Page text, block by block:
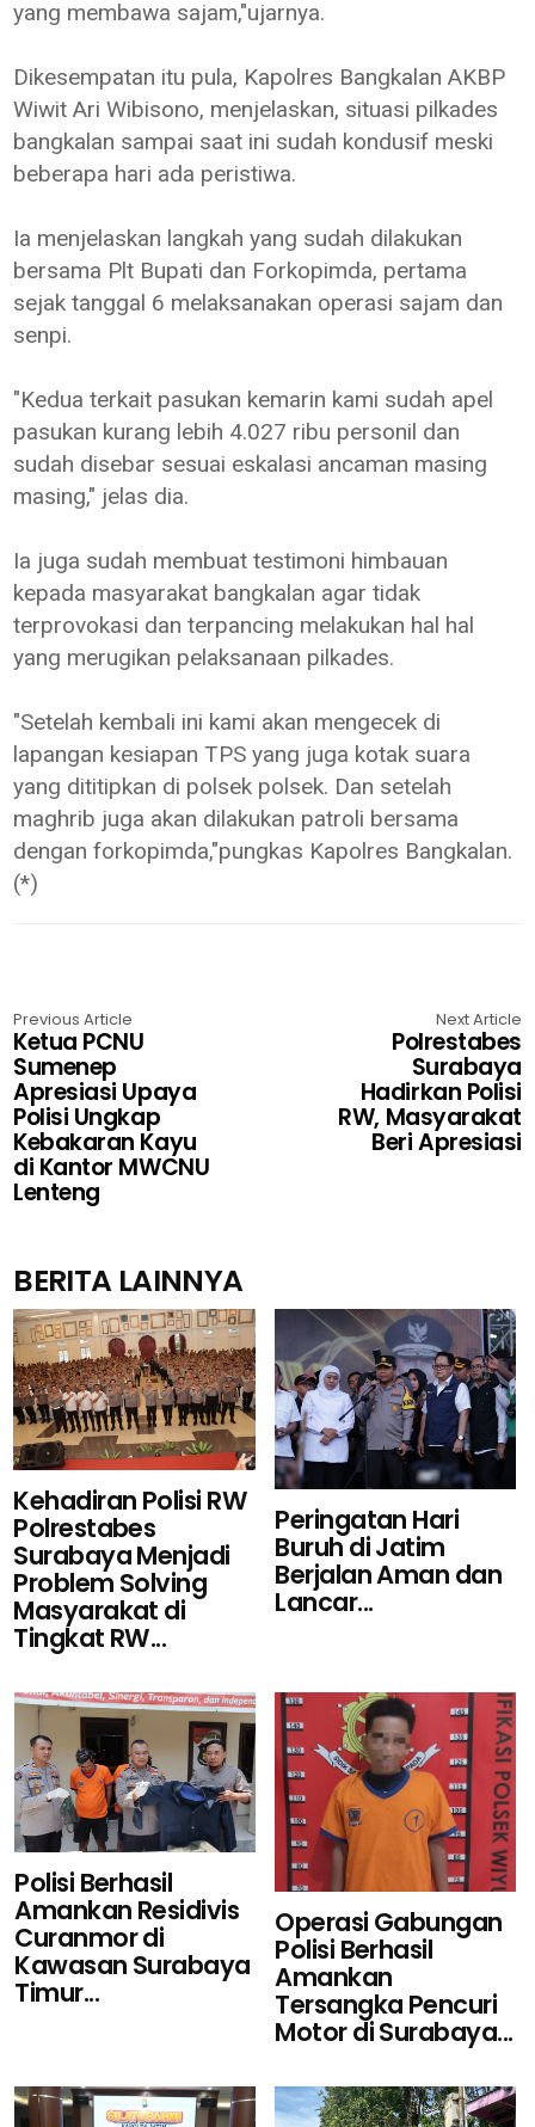
yang membawa sajam,"ujarnya.
Dikesempatan itu pula, Kapolres Bangkalan AKBP
Wiwit Ari Wibisono, menjelaskan, situasi pilkades
bangkalan sampai saat ini sudah kondusif meski
beberapa hari ada peristiwa.
Ia menjelaskan langkah yang sudah dilakukan
bersama Plt Bupati dan Forkopimda, pertama
sejak tanggal 6 melaksanakan operasi sajam dan
senpi.
"Kedua terkait pasukan kemarin kami sudah apel
pasukan kurang lebih 4.027 ribu personil dan
sudah disebar sesuai eskalasi ancaman masing
masing," jelas dia.
Ia juga sudah membuat testimoni himbauan
kepada masyarakat bangkalan agar tidak
terprovokasi dan terpancing melakukan hal hal
yang merugikan pelaksanaan pilkades.
"Setelah kembali ini kami akan mengecek di
lapangan kesiapan TPS yang juga kotak suara
yang dititipkan di polsek polsek. Dan setelah
maghrib juga akan dilakukan patroli bersama
dengan forkopimda,"pungkas Kapolres Bangkalan.
(*)
Previous Article
Ketua PCNU
Sumenep
Apresiasi Upaya
Polisi Ungkap
Kebakaran Kayu
di Kantor MWCNU
Lenteng
Next Article
Polrestabes
Surabaya
Hadirkan Polisi
RW, Masyarakat
Beri Apresiasi
BERITA LAINNYA
Kehadiran Polisi RW
Polrestabes
Surabaya Menjadi
Problem Solving
Masyarakat di
Tingkat RW...
Peringatan Hari
Buruh di Jatim
Berjalan Aman dan
Lancar...
Polisi Berhasil
Amankan Residivis
Curanmor di
Kawasan Surabaya
Timur...
Operasi Gabungan
Polisi Berhasil
Amankan
Tersangka Pencuri
Motor di Surabaya...